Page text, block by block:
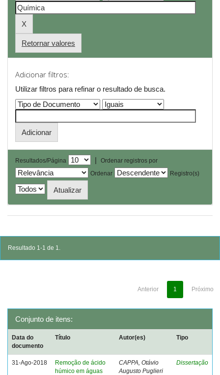
Retornar valores
Adicionar filtros:
Utilizar filtros para refinar o resultado de busca.
Resultados/Página |
Ordenar registros por
Ordenar
Registro(s)
Resultado 1-1 de 1.
Anterior 1 Próximo
Conjunto de itens:
Data do
documento
Título Autor(es) Tipo
31-Ago-2018
Remoção de ácido
húmico em águas
CAPPA, Otávio
Augusto Puglieri
Dissertação